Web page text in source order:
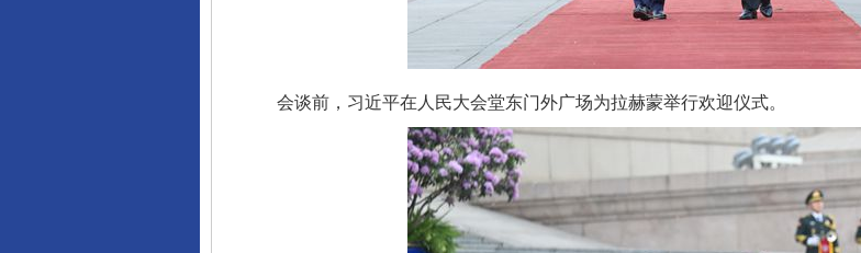
会谈前，习近平在人民大会堂东门外广场为拉赫蒙举行欢迎仪式。